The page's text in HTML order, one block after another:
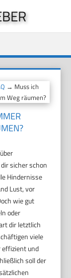
→ Muss ich
Weg räumen?
sicher schon
Hindernisse
Lust, vor
wie gut
oder
dir letztlich
viele
effizient und
soll der